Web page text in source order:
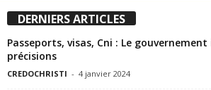
DERNIERS ARTICLES
Passeports, visas, Cni : Le
précisions
CREDOCHRISTI - 4 janvier 2024